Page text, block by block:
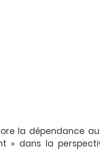
la dépendance
» dans la